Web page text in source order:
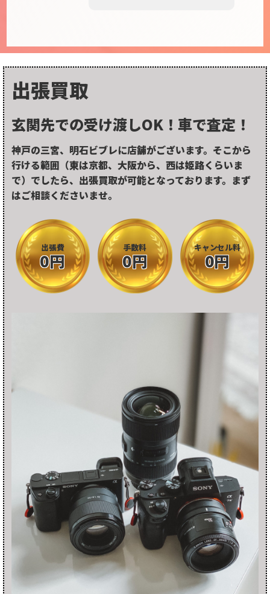
出張買取
玄関先での受け渡しOK！車で査定！
神戸の三宮、明石ビブレに店舗がございます。そこから
行ける範囲（東は京都、大阪から、西は姫路くらいま
で）でしたら、出張買取が可能となっております。まず
はご相談くださいませ。
出張費
0円
手数料
0円
キャンセル料
0円